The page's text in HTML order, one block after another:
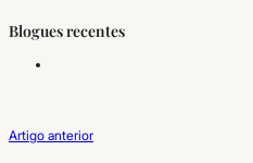
Blogues recentes
Artigo anterior